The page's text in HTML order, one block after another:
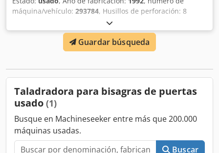
máquina/vehículo: 293784, Husillos de perforación: 8
Sentido de rotación de los husillos de perforación: 4 en
sentido horario y 4 en sentido antihorario Velocidades de
rotación de los husillos de perforación: 2800 rpm Csdpfx
Aaobnnybsnsha Diámetro del vástago: 10 y 11 mm Carrera
kW Altura de la mesa sobre el suelo: 840 mm Espacio
120 kg
Guardar búsqueda
Taladradora para bisagras de puertas
usado (1)
Busque en Machineseeker entre más que 200.000
máquinas usadas.
Buscar